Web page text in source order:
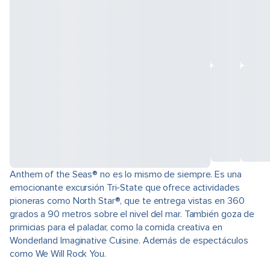
Anthem of the Seas® no es lo mismo de siempre. Es una
emocionante excursión Tri-State que ofrece actividades
pioneras como North Star®, que te entrega vistas en 360
grados a 90 metros sobre el nivel del mar. También goza de
primicias para el paladar, como la comida creativa en
Wonderland Imaginative Cuisine. Además de espectáculos
como We Will Rock You.